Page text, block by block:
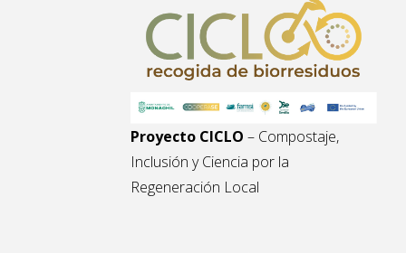
Proyecto CICLO – Compostaje,
Inclusión y Ciencia por la
Regeneración Local